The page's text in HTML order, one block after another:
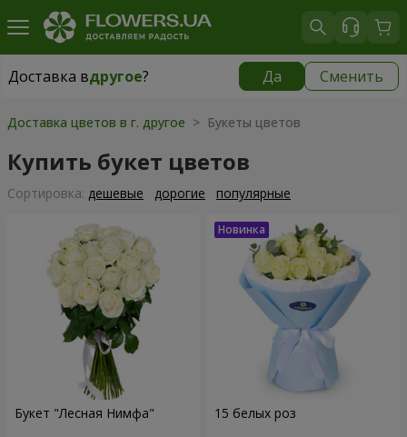
Доставка вдругое? Да Сменить
Доставка вдругое|
Доставка цветов в г. другое > Букеты цветов
Купить букет цветов
Cортировка: дешевые дорогие популярные
Букет "Лесная Нимфа" 15 белых роз